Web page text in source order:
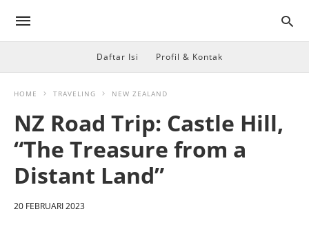
Daftar Isi Profil & Kontak
HOME TRAVELING NEW ZEALAND
NZ Road Trip: Castle Hill,
“The Treasure from a
Distant Land”
20 FEBRUARI 2023